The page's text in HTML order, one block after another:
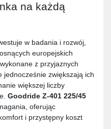
na każdą
w badania i rozwój,
europejskich
z przyjaznych
jednocześnie zwiększają ich
większej liczby
Goodride Z-401 225/45
oferując
i przystępny koszt